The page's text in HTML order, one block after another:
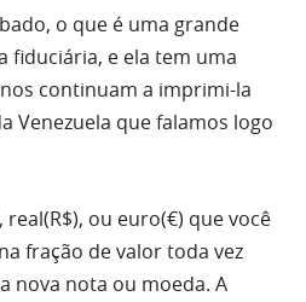
o que é uma grande
fiduciária, e ela tem uma
continuam a imprimi-la
Venezuela que falamos logo
ou euro(€) que você
fração de valor toda vez
nova nota ou moeda. A